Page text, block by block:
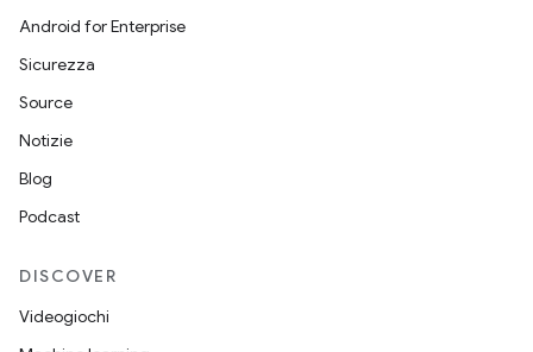
Android for Enterprise
Sicurezza
Source
Notizie
Blog
Podcast
DISCOVER
Videogiochi